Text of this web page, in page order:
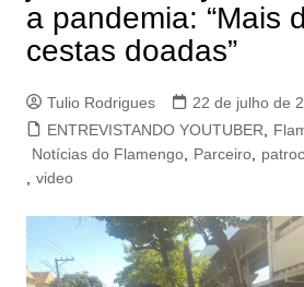
a pandemia: “Mais
cestas doadas”
Tulio Rodrigues
22 de julho de
ENTREVISTANDO YOUTUBER
Notícias do Flamengo, Parceiro,
video